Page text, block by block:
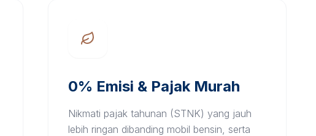
0% Emisi & Pajak Murah
Nikmati pajak tahunan (STNK) yang jauh
lebih ringan dibanding mobil bensin, serta